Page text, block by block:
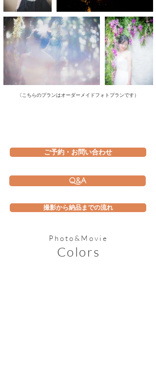
（ こちらのプランはオーダーメイドフォトプランです）
ご予約・お問い合わせ
Q&A
撮影から納品までの流れ
Photo&Movie
Colors